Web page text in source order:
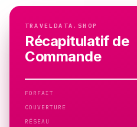
TRAVELDATA.SHOP
Récapitulatif de
Commande
FORFAIT
COUVERTURE
RÉSEAU